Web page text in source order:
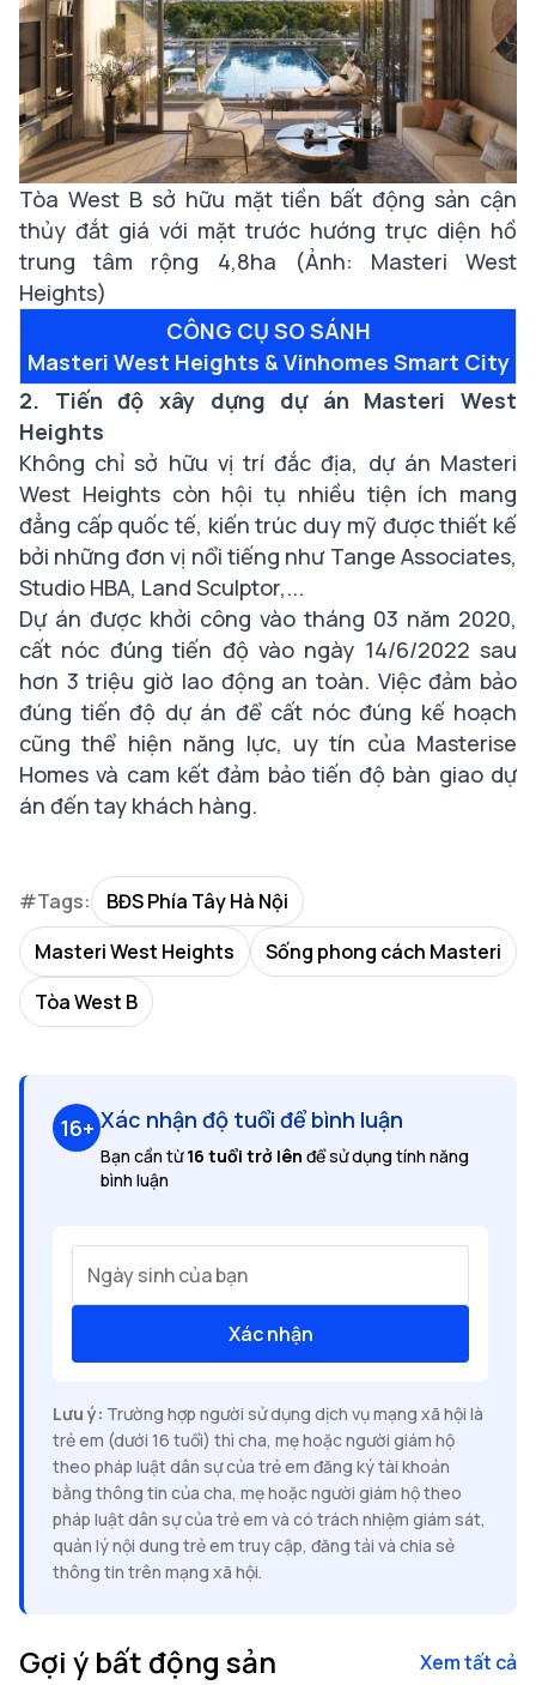
Tòa West B sở hữu mặt tiền bất động sản cận
thủy đắt giá với mặt trước hướng trực diện hồ
trung tâm rộng 4,8ha (Ảnh: Masteri West
Heights)
CÔNG CỤ SO SÁNH
Masteri West Heights & Vinhomes Smart City
2. Tiến độ xây dựng dự án Masteri West
Heights
Không chỉ sở hữu vị trí đắc địa, dự án Masteri
West Heights còn hội tụ nhiều tiện ích mang
đẳng cấp quốc tế, kiến trúc duy mỹ được thiết kế
bởi những đơn vị nổi tiếng như Tange Associates,
Studio HBA, Land Sculptor,...
Dự án được khởi công vào tháng 03 năm 2020,
cất nóc đúng tiến độ vào ngày 14/6/2022 sau
hơn 3 triệu giờ lao động an toàn. Việc đảm bảo
đúng tiến độ dự án để cất nóc đúng kế hoạch
cũng thể hiện năng lực, uy tín của Masterise
Homes và cam kết đảm bảo tiến độ bàn giao dự
án đến tay khách hàng.
#Tags:
BĐS Phía Tây Hà Nội
Masteri West Heights
Sống phong cách Masteri
Tòa West B
16+ Xác nhận độ tuổi để bình luận
Bạn cần từ16 tuổi trở lên để sử dụng tính năng
bình luận
Ngày sinh của bạn
Xác nhận
Lưu ý: Trường hợp người sử dụng dịch vụ mạng xã hội là
trẻ em (dưới 16 tuổi) thì cha, mẹ hoặc người giám hộ
theo pháp luật dân sự của trẻ em đăng ký tài khoản
bằng thông tin của cha, mẹ hoặc người giám hộ theo
pháp luật dân sự của trẻ em và có trách nhiệm giám sát,
quản lý nội dung trẻ em truy cập, đăng tải và chia sẻ
thông tin trên mạng xã hội.
Gợi ý bất động sản Xem tất cả